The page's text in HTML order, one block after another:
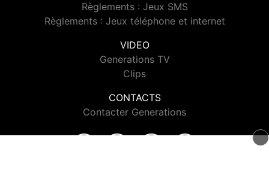
Règlements : Jeux SMS
Règlements : Jeux téléphone et internet
VIDEO
Generations TV
Clips
CONTACTS
Contacter Generations